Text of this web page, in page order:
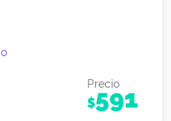
Precio
$591